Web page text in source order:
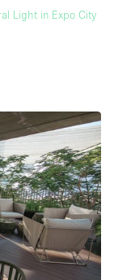
Light in Expo City